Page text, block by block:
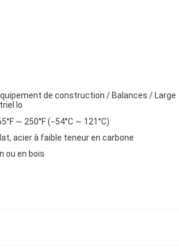
de construction / Balances / Large
lo
∼ 250°F (−54°C ∼ 121°C)
acier à faible teneur en carbone
ou en bois